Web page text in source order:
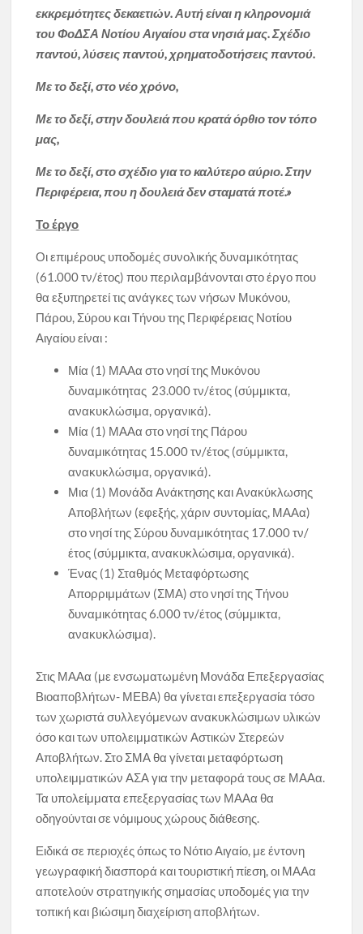
εκκρεμότητες δεκαετιών. Αυτή είναι η κληρονομιά
του ΦοΔΣΑ Νοτίου Αιγαίου στα νησιά μας. Σχέδιο
παντού, λύσεις παντού, χρηματοδοτήσεις παντού.
Με το δεξί, στο νέο χρόνο,
Με το δεξί, στην δουλειά που κρατά όρθιο τον τόπο
μας,
Με το δεξί, στο σχέδιο για το καλύτερο αύριο. Στην
Περιφέρεια, που η δουλειά δεν σταματά ποτέ.»
Το έργο
Οι επιμέρους υποδομές συνολικής δυναμικότητας
(61.000 τν/έτος) που περιλαμβάνονται στο έργο που
θα εξυπηρετεί τις ανάγκες των νήσων Μυκόνου,
Πάρου, Σύρου και Τήνου της Περιφέρειας Νοτίου
Αιγαίου είναι :
Μία (1) ΜΑΑα στο νησί της Μυκόνου
δυναμικότητας 23.000 τν/έτος (σύμμικτα,
ανακυκλώσιμα, οργανικά).
Μία (1) ΜΑΑα στο νησί της Πάρου
δυναμικότητας 15.000 τν/έτος (σύμμικτα,
ανακυκλώσιμα, οργανικά).
Μια (1) Μονάδα Ανάκτησης και Ανακύκλωσης
Αποβλήτων (εφεξής, χάριν συντομίας, ΜΑΑα)
στο νησί της Σύρου δυναμικότητας 17.000 τν/
έτος (σύμμικτα, ανακυκλώσιμα, οργανικά).
Ένας (1) Σταθμός Μεταφόρτωσης
Απορριμμάτων (ΣΜΑ) στο νησί της Τήνου
δυναμικότητας 6.000 τν/έτος (σύμμικτα,
ανακυκλώσιμα).
Στις ΜΑΑα (με ενσωματωμένη Μονάδα Επεξεργασίας
Βιοαποβλήτων- ΜΕΒΑ) θα γίνεται επεξεργασία τόσο
των χωριστά συλλεγόμενων ανακυκλώσιμων υλικών
όσο και των υπολειμματικών Αστικών Στερεών
Αποβλήτων. Στο ΣΜΑ θα γίνεται μεταφόρτωση
υπολειμματικών ΑΣΑ για την μεταφορά τους σε ΜΑΑα.
Τα υπολείμματα επεξεργασίας των ΜΑΑα θα
οδηγούνται σε νόμιμους χώρους διάθεσης.
Ειδικά σε περιοχές όπως το Νότιο Αιγαίο, με έντονη
γεωγραφική διασπορά και τουριστική πίεση, οι ΜΑΑα
αποτελούν στρατηγικής σημασίας υποδομές για την
τοπική και βιώσιμη διαχείριση αποβλήτων.